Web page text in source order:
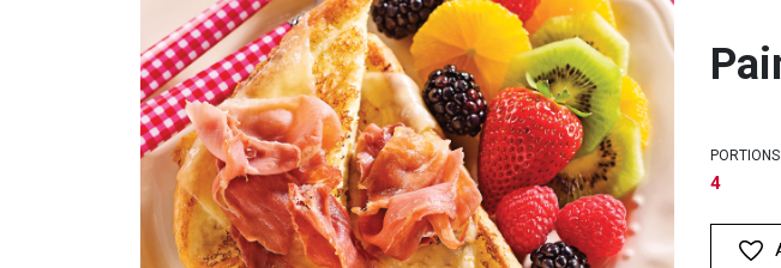
PORTIONS
4